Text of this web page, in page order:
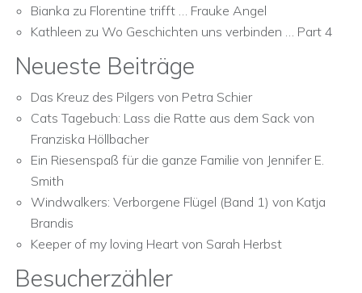
Bianka zu Florentine trifft … Frauke Angel
Kathleen zu Wo Geschichten uns verbinden … Part 4
Neueste Beiträge
Das Kreuz des Pilgers von Petra Schier
Cats Tagebuch: Lass die Ratte aus dem Sack von
Franziska Höllbacher
Ein Riesenspaß für die ganze Familie von Jennifer E.
Smith
Windwalkers: Verborgene Flügel (Band 1) von Katja
Brandis
Keeper of my loving Heart von Sarah Herbst
Besucherzähler